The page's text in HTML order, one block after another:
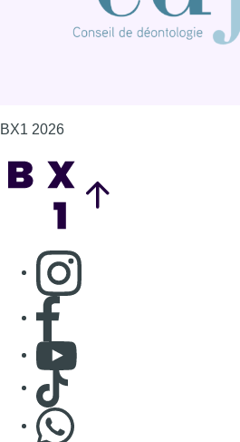
BX1 2026
Consulter page Instagram
Consulter page Facebook
Consulter Youtube
Consulter TikTok